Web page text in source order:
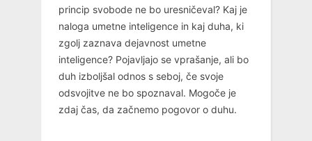
princip svobode ne bo uresničeval? Kaj je
naloga umetne inteligence in kaj duha, ki
zgolj zaznava dejavnost umetne
inteligence? Pojavljajo se vprašanje, ali bo
duh izboljšal odnos s seboj, če svoje
odsvojitve ne bo spoznaval. Mogoče je
zdaj čas, da začnemo pogovor o duhu.